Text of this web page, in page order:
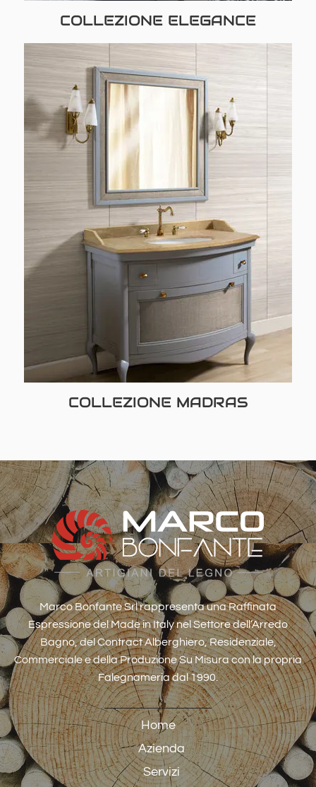
COLLEZIONE ELEGANCE
COLLEZIONE MADRAS
Marco Bonfante Srl rappresenta una Raffinata
Espressione del Made in Italy nel Settore dell’Arredo
Bagno, del Contract Alberghiero, Residenziale,
Commerciale e della Produzione Su Misura con la propria
Falegnameria dal 1990.
Home
Azienda
Servizi